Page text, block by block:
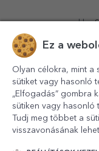
powered by
Ez a
Olyan célokra, mint a
sütiket vagy hasonló
„Elfogadás” gombra
sütiken vagy hasonló
Tudj meg többet a
visszavonásának